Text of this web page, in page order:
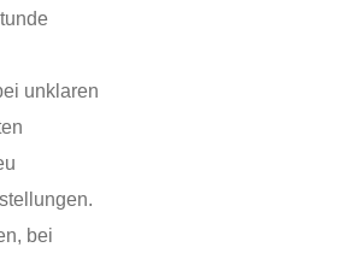
unklaren
bei